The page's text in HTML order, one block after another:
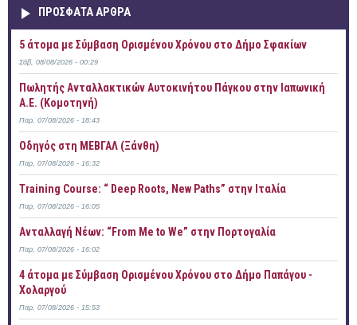
ΠΡOΣΦΑΤΑ AΡΘΡΑ
5 άτομα με Σύμβαση Ορισμένου Χρόνου στο Δήμο Σφακίων
Σάβ, 08/08/2026 - 00:29
Πωλητής Ανταλλακτικών Αυτοκινήτου Πάγκου στην Ιαπωνική
Α.Ε. (Κομοτηνή)
Παρ, 07/08/2026 - 18:43
Οδηγός στη ΜΕΒΓΑΛ (Ξάνθη)
Παρ, 07/08/2026 - 16:32
Training Course: “ Deep Roots, New Paths” στην Ιταλία
Παρ, 07/08/2026 - 16:05
Ανταλλαγή Νέων: “From Me to We” στην Πορτογαλία
Παρ, 07/08/2026 - 16:02
4 άτομα με Σύμβαση Ορισμένου Χρόνου στο Δήμο Παπάγου -
Χολαργού
Παρ, 07/08/2026 - 15:53